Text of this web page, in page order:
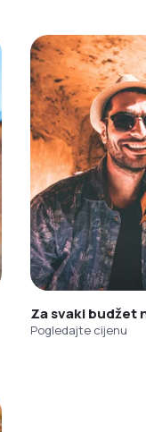
Za svaki budžet
Pogledajte cijenu